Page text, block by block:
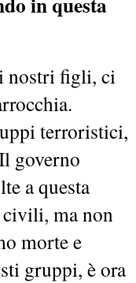
nostri figli, ci
terroristici,
governo
a questa
civili, ma non
morte e
gruppi, è ora